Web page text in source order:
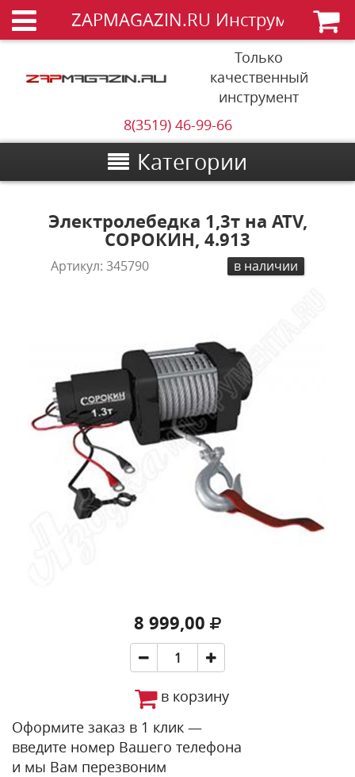
ZAPMAGAZIN.RU Инструменты
Только
качественный
инструмент
8(3519) 46-99-66
Категории
Электролебедка 1,3т на ATV,
СОРОКИН, 4.913
Артикул:345790 в наличии
8 999,00
в корзину
Оформите заказ в 1 клик —
введите номер Вашего телефона
и мы Вам перезвоним